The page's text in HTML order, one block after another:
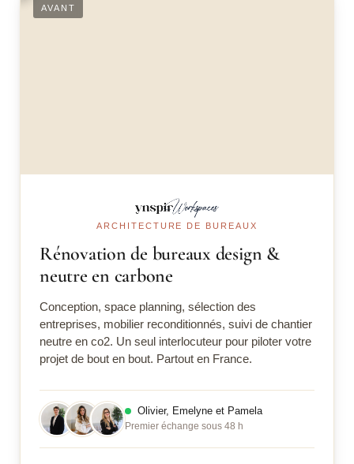
ARCHITECTURE DE BUREAUX
Rénovation de bureaux design &
neutre en carbone
Conception, space planning, sélection des
entreprises, mobilier reconditionnés, suivi de chantier
neutre en co2. Un seul interlocuteur pour piloter votre
projet de bout en bout. Partout en France.
Olivier, Emelyne et Pamela
Premier échange sous 48 h
AVANT